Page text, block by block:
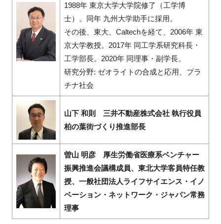
1988年 東京大学大学院修了（工学博
士）。同年 九州大学助手に採用。
その後、東大、Caltechを経て、2006年 東
京大学教授。2017年 同工学系研究科長・
工学部長。2020年 同理事・副学長。
研究分野: ゼオライトの合成と応用、プラ
チナ社会
山下 和則 三井不動産株式会社 執行役員
柏の葉街づくり推進部長
曽山 明彦 厚生労働省医療系ベンチャー
振興推進会議構成員、東北大学客員特任教
授、一般社団法人ライフサイエンス・イノ
ベーション・ネットワーク・ジャパン常務
理事